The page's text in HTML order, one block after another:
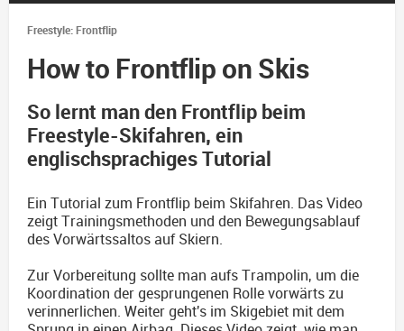
Freestyle: Frontflip
How to Frontflip on Skis
So lernt man den Frontflip beim
Freestyle-Skifahren, ein
englischsprachiges Tutorial
Ein Tutorial zum Frontflip beim Skifahren. Das Video
zeigt Trainingsmethoden und den Bewegungsablauf
des Vorwärtssaltos auf Skiern.
Zur Vorbereitung sollte man aufs Trampolin, um die
Koordination der gesprungenen Rolle vorwärts zu
verinnerlichen. Weiter geht's im Skigebiet mit dem